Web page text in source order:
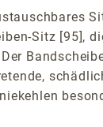
Sitz [95],